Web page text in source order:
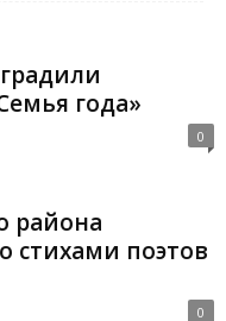
года»
0
района
стихами поэтов
0